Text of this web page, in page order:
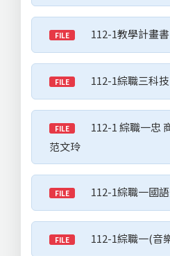
FILE 112-1教學計畫
FILE 112-1綜職三科技
FILE
112-1 綜職一忠
范文玲
FILE 112-1綜職一國
FILE 112-1綜職一(音